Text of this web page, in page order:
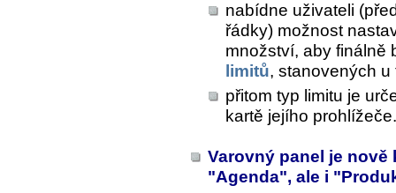
nabídne uživateli
řádky) možnost
množství, aby finálně
limitů, stanovených
přitom typ limitu je
kartě jejího prohlížeče.
Varovný panel je
"Agenda", ale i